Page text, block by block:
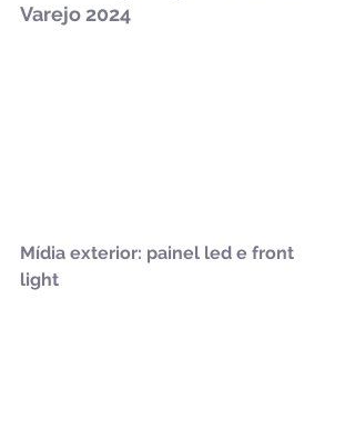
Varejo 2024
Mídia exterior: painel led e front
light